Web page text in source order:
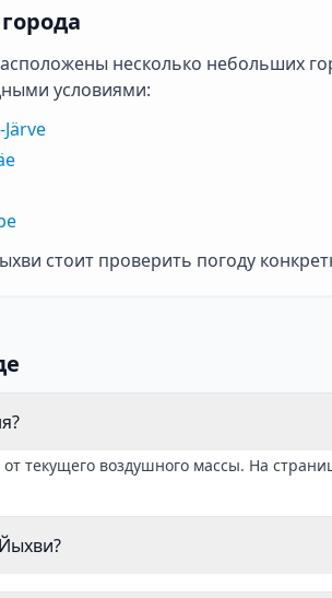
несколько небольших
условиями:
стоит проверить погоду
текущего воздушного массы. На